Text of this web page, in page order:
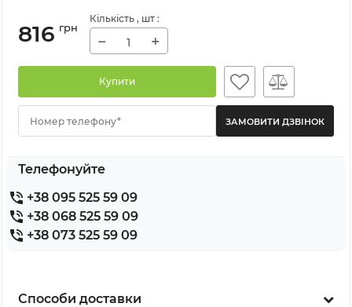
816 грн
Кількість , шт :
− +
Купити
Номер телефону*
Телефонуйте
+38 095 525 59 09
+38 068 525 59 09
+38 073 525 59 09
Способи доставки